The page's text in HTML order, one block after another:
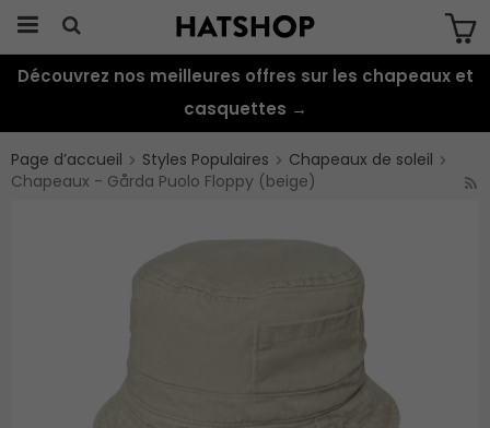
Découvrez nos meilleures offres sur les chapeaux et
casquettes →
Page d’accueil Styles Populaires
Chapeaux de soleil
Chapeaux - Gårda Puolo Floppy (beige)